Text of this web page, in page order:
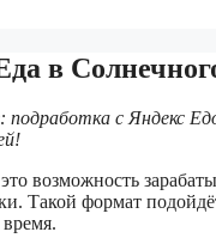
в
подработка с Яндекс
возможность
Такой формат